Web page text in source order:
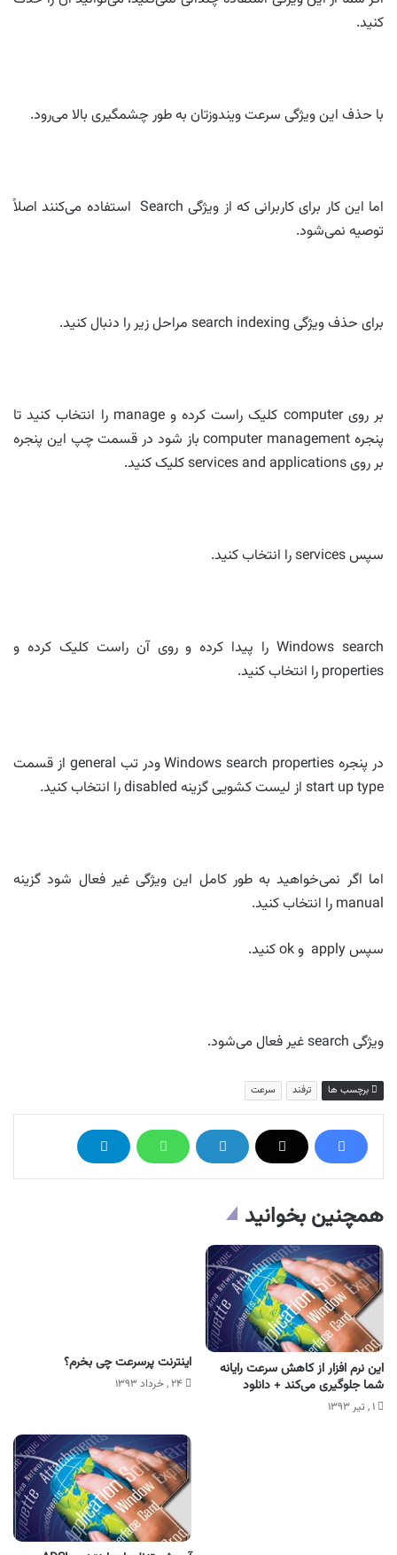
کنید.
با حذف این ویژگی سرعت ویندوزتان به طور چشمگیری بالا می‌رود.
اما این کار برای کاربرانی که از ویژگی Search استفاده می‌کنند اصلاً
توصیه نمی‌شود.
برای حذف ویژگی search indexing مراحل زیر را دنبال کنید.
بر روی computer کلیک راست کرده و manage را انتخاب کنید تا
پنجره computer management باز شود در قسمت چپ این پنجره
بر روی services and applications کلیک کنید.
سپس services را انتخاب کنید.
Windows search را پیدا کرده و روی آن راست کلیک کرده و
properties را انتخاب کنید.
در پنجره Windows search properties ودر تب general از قسمت
start up type از لیست کشویی گزینه disabled را انتخاب کنید.
اما اگر نمی‌خواهید به طور کامل این ویژگی غیر فعال شود گزینه
manual را انتخاب کنید.
سپس apply و ok کنید.
ویژگی search غیر فعال می‌شود.
برچسب ها ترفند سرعت
همچنین بخوانید
این نرم افزار از کاهش سرعت رایانه
شما جلوگیری می‌کند + دانلود
۱ , تیر ۱۳۹۳
اینترنت پرسرعت چی بخرم؟
۲۴ , خرداد ۱۳۹۳